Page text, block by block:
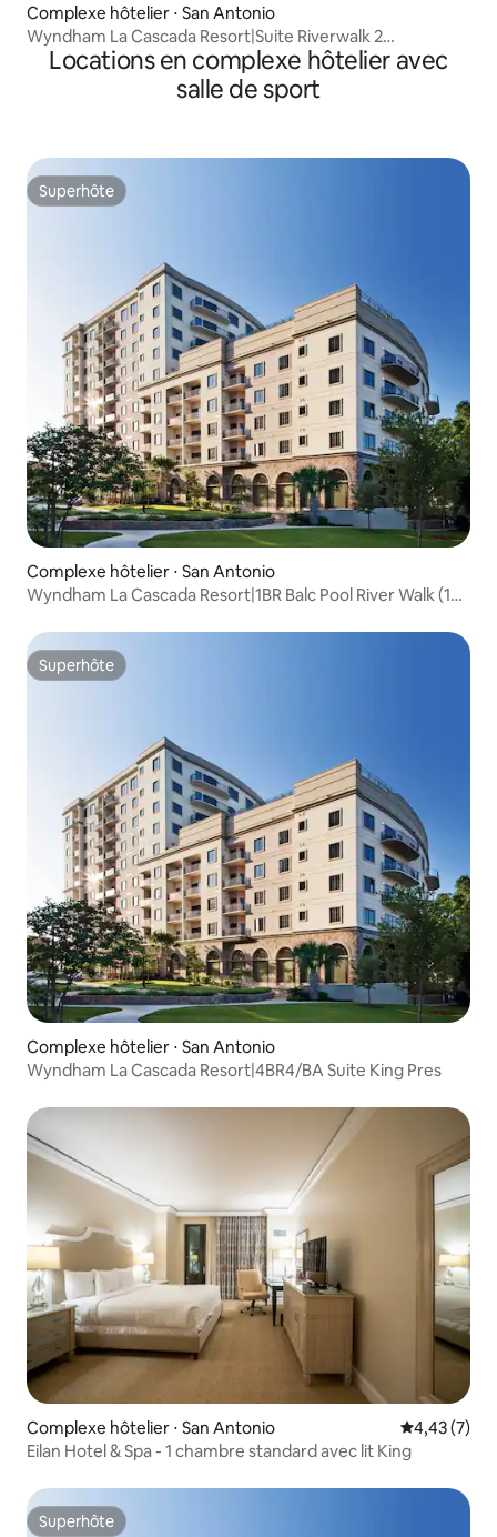
Complexe hôtelier ⋅ San Antonio
Wyndham La Cascada Resort|Suite Riverwalk 2
chambres/2 salles de bain
Locations en complexe hôtelier avec
salle de sport
Superhôte
Superhôte
Complexe hôtelier ⋅ San Antonio
Wyndham La Cascada Resort|1BR Balc Pool River Walk (1
Superhôte
Superhôte
Complexe hôtelier ⋅ San Antonio
Wyndham La Cascada Resort|4BR4/BA Suite King Pres
Complexe hôtelier ⋅ San Antonio Évaluation
4,43 (7)
Eilan Hotel & Spa - 1 chambre standard avec lit King
Superhôte
Superhôte